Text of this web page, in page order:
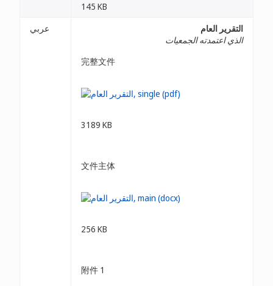
145 KB
عربي
التقرير العام
الذي اعتمدته الجمعيات
完整文件
3189 KB
文件主体
256 KB
附件 1